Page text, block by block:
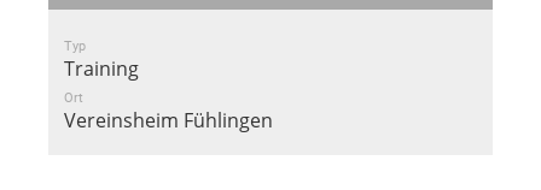
Typ
Training
Ort
Vereinsheim Fühlingen